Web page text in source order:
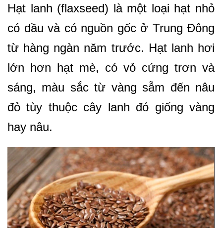
Hạt lanh (flaxseed) là một loại hạt nhỏ
có dầu và có nguồn gốc ở Trung Đông
từ hàng ngàn năm trước. Hạt lanh hơi
lớn hơn hạt mè, có vỏ cứng trơn và
sáng, màu sắc từ vàng sẫm đến nâu
đỏ tùy thuộc cây lanh đó giống vàng
hay nâu.